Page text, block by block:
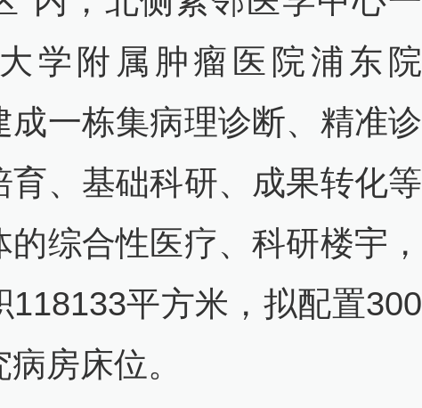
学附属肿瘤医院浦东院
成一栋集病理诊断、精准诊
育、基础科研、成果转化等
综合性医疗、科研楼宇，
118133平方米，拟配置300
房床位。